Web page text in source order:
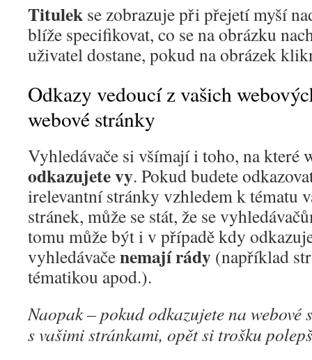
Titulek se zobrazuje při přejetí myší
blíže specifikovat, co se na obrázku
uživatel dostane, pokud na obrázek
Odkazy vedoucí z vašich
webové stránky
Vyhledávače si všímají i toho, na které
odkazujete vy. Pokud budete
irelevantní stránky vzhledem k tématu
stránek, může se stát, že se
tomu může být i v případě kdy
vyhledávačenemají rády (například
tématikou apod.).
Naopak – pokud odkazujete na webové
s vašimi stránkami, opět si trošku